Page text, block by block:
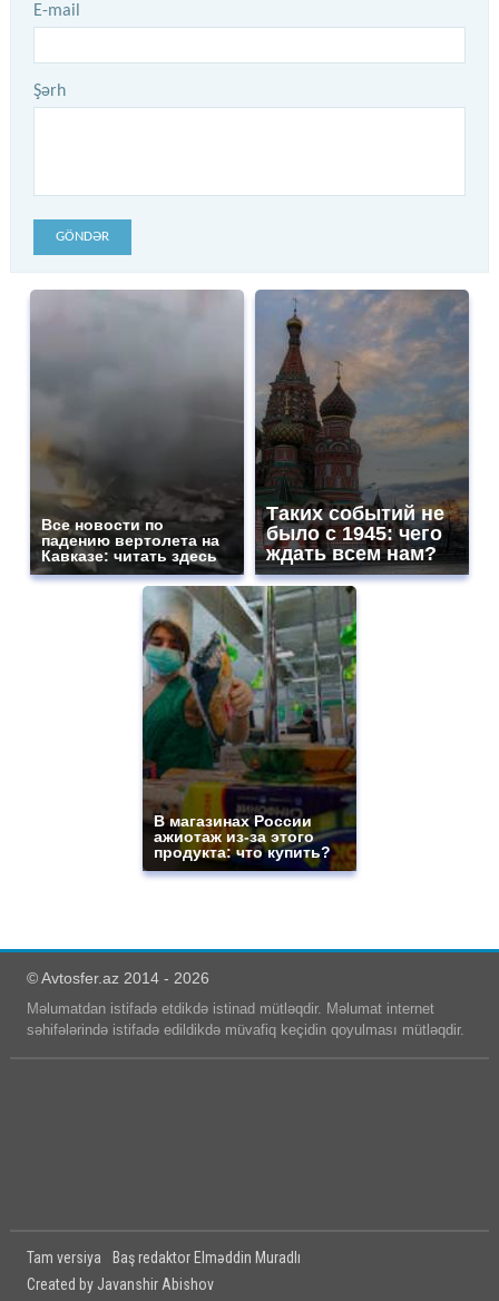
E-mail
Şərh
GÖNDƏR
Все новости по
падению вертолета на
Кавказе: читать здесь
Таких событий не
было с 1945: чего
ждать всем нам?
В магазинах России
ажиотаж из-за этого
продукта: что купить?
© Avtosfer.az 2014 - 2026
Məlumatdan istifadə etdikdə istinad mütləqdir. Məlumat internet
səhifələrində istifadə edildikdə müvafiq keçidin qoyulması mütləqdir.
Tam versiya
Baş redaktor Elməddin Muradlı
Created by Javanshir Abishov